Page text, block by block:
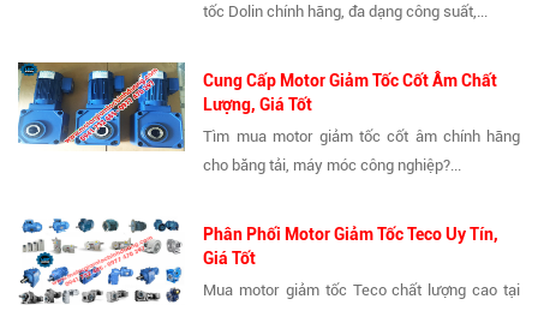
tốc Dolin chính hãng, đa dạng công suất,...
Cung Cấp Motor Giảm Tốc Cốt Âm Chất
Lượng, Giá Tốt
Tìm mua motor giảm tốc cốt âm chính hãng
cho băng tải, máy móc công nghiệp?...
Phân Phối Motor Giảm Tốc Teco Uy Tín,
Giá Tốt
Mua motor giảm tốc Teco chất lượng cao tại